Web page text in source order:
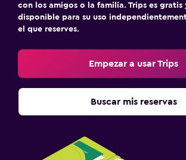
con los amigos o la familia. Trips es gratis
disponible para su uso
el que reserves.
Empezar a usar Trips
Buscar mis reservas